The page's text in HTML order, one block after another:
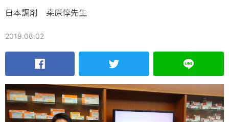
日本調剤 桒原惇先生
2019.08.02